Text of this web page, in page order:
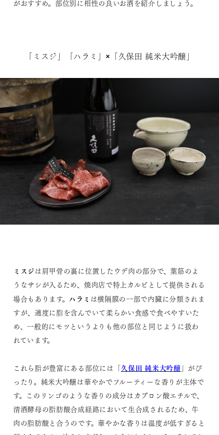
がおすすめ。部位別に相性の良いお酒を紹介しましょう。
「ミスジ」「ハラミ」×「久保田 純米大吟醸」
ミスジ は肩甲骨の裏に位置したウデ肉の部分で、葉筋のよ
うなサシが入るため、焼肉店で特上カルビとして提供される
場合もあります。 ハラミ は横隔膜の一部で内臓に分類されま
すが、適度に脂を含んでいて柔らかい食感で食べやすいた
め、一般的にモツというよりも他の部位と同じように扱わ
れています。
これら脂が豊富にある部位には「久保田 純米大吟醸 」がぴ
ったり。純米大吟醸は華やかでフルーティーな香りが主体で
す。このリンゴのような香りの成分はカプロン酸エチルで、
清酒酵母の脂肪酸合成経路において生合成されるため、牛
肉の脂肪酸と合うのです。華やかな香りは温度が低すぎると